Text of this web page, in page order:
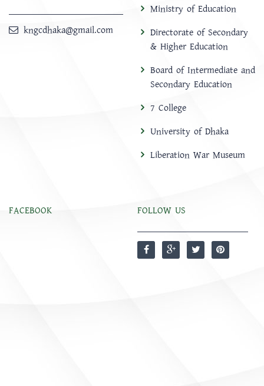
kngcdhaka@gmail.com
Ministry of Education
Directorate of Secondary
& Higher Education
Board of Intermediate and
Secondary Education
7 College
University of Dhaka
Liberation War Museum
FACEBOOK FOLLOW US